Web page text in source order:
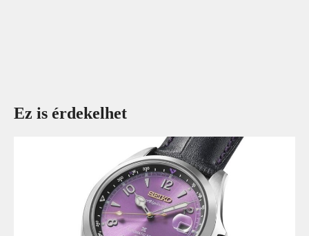
Ez is érdekelhet